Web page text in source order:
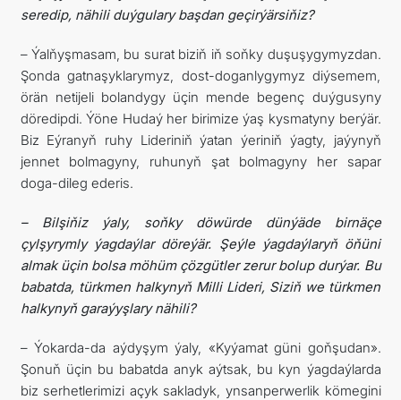
seredip, nähili duýgulary başdan geçirýärsiňiz?
– Ýalňyşmasam, bu surat biziň iň soňky duşuşygymyzdan.
Şonda gatnaşyklarymyz, dost-doganlygymyz diýsemem,
örän netijeli bolandygy üçin mende begenç duýgusyny
döredipdi. Ýöne Hudaý her birimize ýaş kysmatyny berýär.
Biz Eýranyň ruhy Lideriniň ýatan ýeriniň ýagty, jaýynyň
jennet bolmagyny, ruhunyň şat bolmagyny her sapar
doga-dileg ederis.
– Bilşiňiz ýaly, soňky döwürde dünýäde birnäçe
çylşyrymly ýagdaýlar döreýär. Şeýle ýagdaýlaryň öňüni
almak üçin bolsa möhüm çözgütler zerur bolup durýar. Bu
babatda, türkmen halkynyň Milli Lideri, Siziň we türkmen
halkynyň garaýyşlary nähili?
– Ýokarda-da aýdyşym ýaly, «Kyýamat güni goňşudan».
Şonuň üçin bu babatda anyk aýtsak, bu kyn ýagdaýlarda
biz serhetlerimizi açyk sakladyk, ynsanperwerlik kömegini